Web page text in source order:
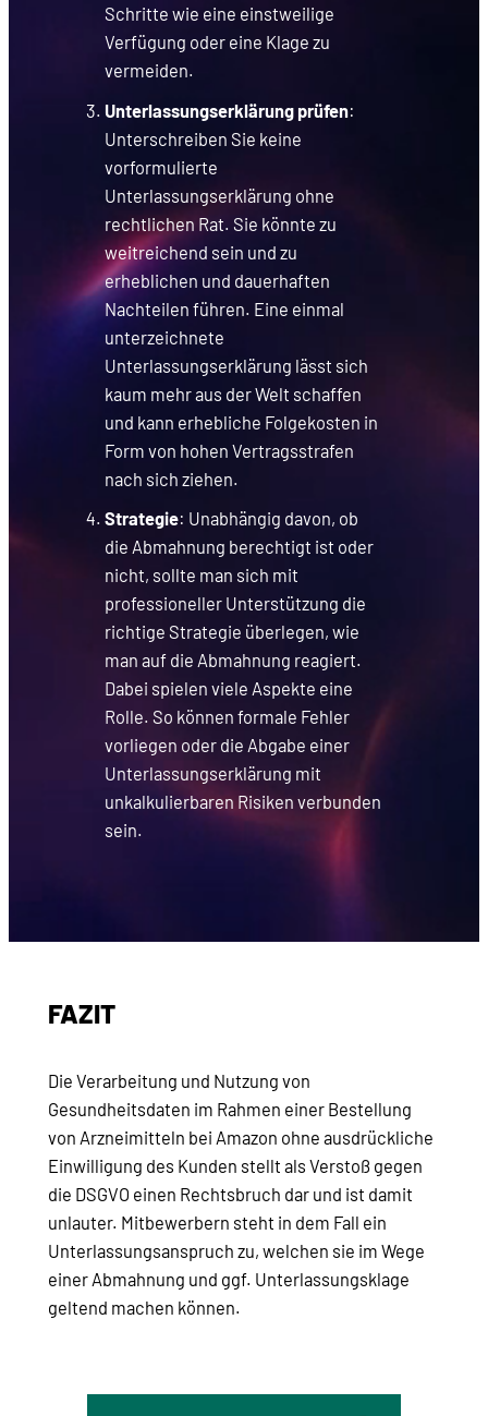
Schritte wie eine einstweilige
Verfügung oder eine Klage zu
vermeiden.
Unterlassungserklärung prüfen:
Unterschreiben Sie keine
vorformulierte
Unterlassungserklärung ohne
rechtlichen Rat. Sie könnte zu
weitreichend sein und zu
erheblichen und dauerhaften
Nachteilen führen. Eine einmal
unterzeichnete
Unterlassungserklärung lässt sich
kaum mehr aus der Welt schaffen
und kann erhebliche Folgekosten in
Form von hohen Vertragsstrafen
nach sich ziehen.
Strategie: Unabhängig davon, ob
die Abmahnung berechtigt ist oder
nicht, sollte man sich mit
professioneller Unterstützung die
richtige Strategie überlegen, wie
man auf die Abmahnung reagiert.
Dabei spielen viele Aspekte eine
Rolle. So können formale Fehler
vorliegen oder die Abgabe einer
Unterlassungserklärung mit
unkalkulierbaren Risiken verbunden
sein.
FAZIT
Die Verarbeitung und Nutzung von
Gesundheitsdaten im Rahmen einer Bestellung
von Arzneimitteln bei Amazon ohne ausdrückliche
Einwilligung des Kunden stellt als Verstoß gegen
die DSGVO einen Rechtsbruch dar und ist damit
unlauter. Mitbewerbern steht in dem Fall ein
Unterlassungsanspruch zu, welchen sie im Wege
einer Abmahnung und ggf. Unterlassungsklage
geltend machen können.